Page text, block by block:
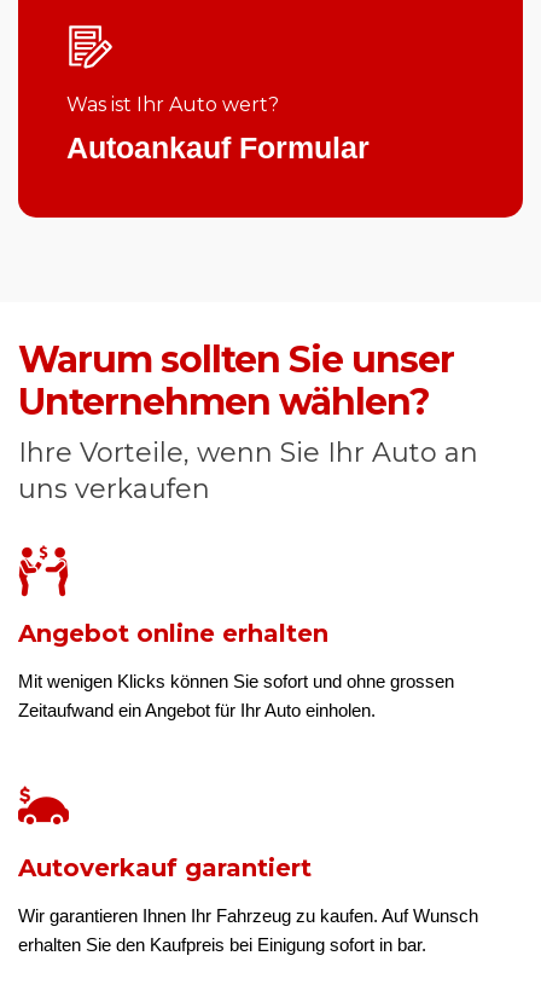
Was ist Ihr Auto wert?
Autoankauf Formular
Warum sollten Sie unser
Unternehmen wählen?
Ihre Vorteile, wenn Sie Ihr Auto an
uns verkaufen
Angebot online erhalten
Mit wenigen Klicks können Sie sofort und ohne grossen
Zeitaufwand ein Angebot für Ihr Auto einholen.
Autoverkauf garantiert
Wir garantieren Ihnen Ihr Fahrzeug zu kaufen. Auf Wunsch
erhalten Sie den Kaufpreis bei Einigung sofort in bar.